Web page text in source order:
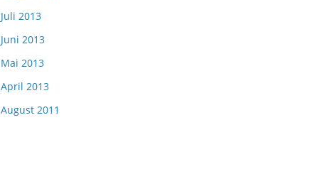
Juli 2013
Juni 2013
Mai 2013
April 2013
August 2011